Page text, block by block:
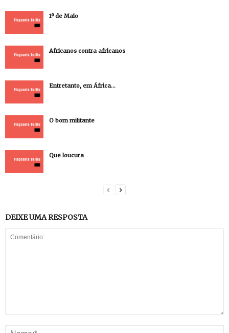
1º de Maio
Africanos contra africanos
Entretanto, em África…
O bom militante
Que loucura
DEIXE UMA RESPOSTA